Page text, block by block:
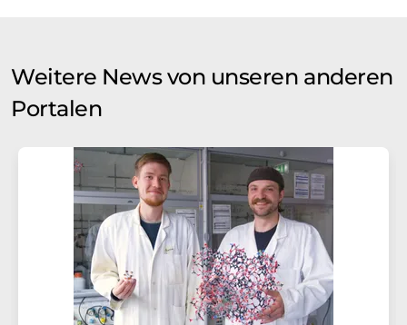
Weitere News von unseren anderen
Portalen